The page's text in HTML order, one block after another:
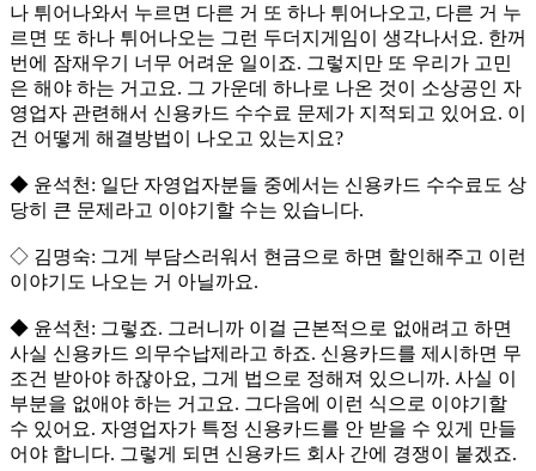
나 튀어나와서 누르면 다른 거 또 하나 튀어나오고, 다른 거 누
르면 또 하나 튀어나오는 그런 두더지게임이 생각나서요. 한꺼
번에 잠재우기 너무 어려운 일이죠. 그렇지만 또 우리가 고민
은 해야 하는 거고요. 그 가운데 하나로 나온 것이 소상공인 자
영업자 관련해서 신용카드 수수료 문제가 지적되고 있어요. 이
건 어떻게 해결방법이 나오고 있는지요?
◆ 윤석천: 일단 자영업자분들 중에서는 신용카드 수수료도 상
당히 큰 문제라고 이야기할 수는 있습니다.
◇ 김명숙: 그게 부담스러워서 현금으로 하면 할인해주고 이런
이야기도 나오는 거 아닐까요.
◆ 윤석천: 그렇죠. 그러니까 이걸 근본적으로 없애려고 하면
사실 신용카드 의무수납제라고 하죠. 신용카드를 제시하면 무
조건 받아야 하잖아요, 그게 법으로 정해져 있으니까. 사실 이
부분을 없애야 하는 거고요. 그다음에 이런 식으로 이야기할
수 있어요. 자영업자가 특정 신용카드를 안 받을 수 있게 만들
어야 합니다. 그렇게 되면 신용카드 회사 간에 경쟁이 붙겠죠.